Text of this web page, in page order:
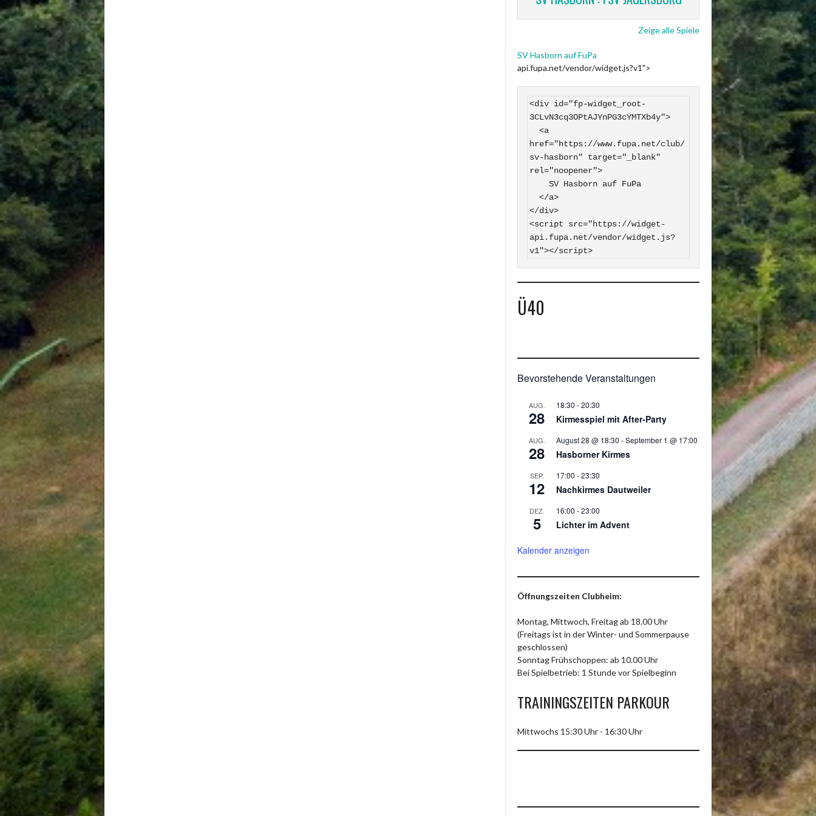
Zeige alle Spiele
SV Hasborn auf FuPa
api.fupa.net/vendor/widget.js?v1">
<div id="fp-widget_root-
3CLvN3cq3OPtAJYnPG3cYMTXb4y">
href="https://www.fupa.net/club/
sv-hasborn" target="_blank"
rel="noopener">
</div>
<script src="https://widget-
api.fupa.net/vendor/widget.js?
v1"></script>
Ü40
Bevorstehende Veranstaltungen
AUG.
28
18:30 -20:30
Kirmesspiel mit After-Party
AUG.
28
August 28 @ 18:30 -September 1 @ 17:00
Hasborner Kirmes
SEP.
12
17:00 -23:30
Nachkirmes Dautweiler
DEZ.
5
16:00 -23:00
Lichter im Advent
Kalender anzeigen
Öffnungszeiten Clubheim:
Montag, Mittwoch, Freitag ab 18.00 Uhr
(Freitags ist in der Winter- und Sommerpause
geschlossen)
Sonntag Frühschoppen: ab 10.00 Uhr
Bei Spielbetrieb: 1 Stunde vor Spielbeginn
TRAININGSZEITEN PARKOUR
Mittwochs 15:30 Uhr - 16:30 Uhr